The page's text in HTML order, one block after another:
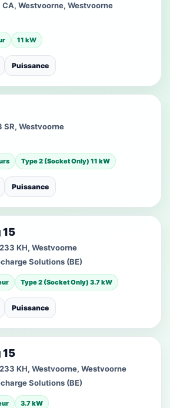
Westvoorne, Westvoorne
11 kW
Puissance
SR, Westvoorne
Type 2 (Socket Only) 11 kW
Puissance
KH, Westvoorne
Solutions (BE)
Type 2 (Socket Only) 3.7 kW
Puissance
KH, Westvoorne, Westvoorne
Solutions (BE)
3.7 kW